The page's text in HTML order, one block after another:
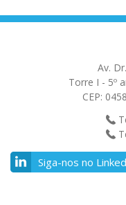
Av.
Torre I - 5º
CEP:
Siga-nos no